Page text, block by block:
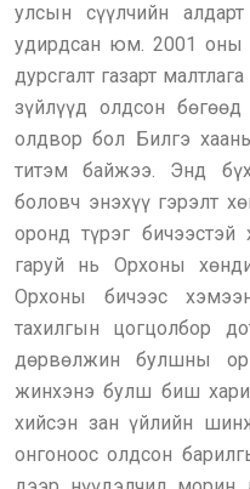
улсын сүүлчийн
удирдсан юм. 2001 оны
дурсгалт газарт
зүйлүүд олдсон
олдвор бол Билгэ
титэм байжээ. Энд
боловч энэхүү гэрэлт
оронд түрэг
гаруй нь Орхоны
Орхоны бичээс
тахилгын цогцолбор
дөрвөлжин булшны ор
жинхэнэ булш биш
хийсэн зан үйлийн
онгоноос олдсон